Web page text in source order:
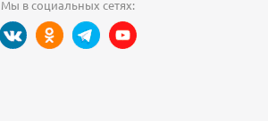
Мы в социальных сетях: